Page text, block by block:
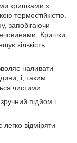
кришками з
термостійкістю.
запобігаючи
Кришки
кількість
наливати
і, таким
чистими.
підйом і
відміряти